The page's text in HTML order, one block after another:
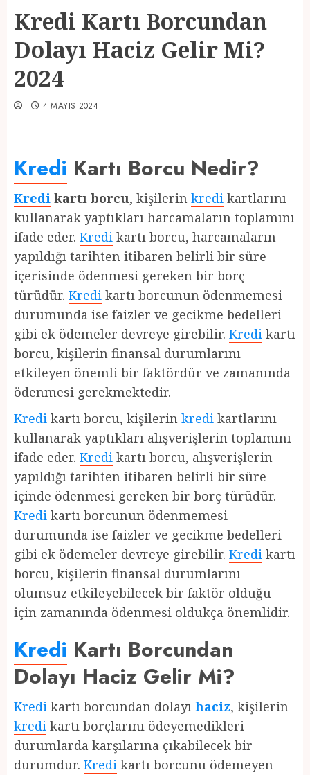
Kredi Kartı Borcundan
Dolayı Haciz Gelir Mi?
2024
4 MAYIS 2024
Kredi Kartı Borcu Nedir?
Kredi kartı borcu, kişilerin kredi kartlarını
kullanarak yaptıkları harcamaların toplamını
ifade eder. Kredi kartı borcu, harcamaların
yapıldığı tarihten itibaren belirli bir süre
içerisinde ödenmesi gereken bir borç
türüdür. Kredi kartı borcunun ödenmemesi
durumunda ise faizler ve gecikme bedelleri
gibi ek ödemeler devreye girebilir. Kredi kartı
borcu, kişilerin finansal durumlarını
etkileyen önemli bir faktördür ve zamanında
ödenmesi gerekmektedir.
Kredi kartı borcu, kişilerin kredi kartlarını
kullanarak yaptıkları alışverişlerin toplamını
ifade eder. Kredi kartı borcu, alışverişlerin
yapıldığı tarihten itibaren belirli bir süre
içinde ödenmesi gereken bir borç türüdür.
Kredi kartı borcunun ödenmemesi
durumunda ise faizler ve gecikme bedelleri
gibi ek ödemeler devreye girebilir. Kredi kartı
borcu, kişilerin finansal durumlarını
olumsuz etkileyebilecek bir faktör olduğu
için zamanında ödenmesi oldukça önemlidir.
Kredi Kartı Borcundan
Dolayı Haciz Gelir Mi?
Kredi kartı borcundan dolayı haciz, kişilerin
kredi kartı borçlarını ödeyemedikleri
durumlarda karşılarına çıkabilecek bir
durumdur. Kredi kartı borcunu ödemeyen